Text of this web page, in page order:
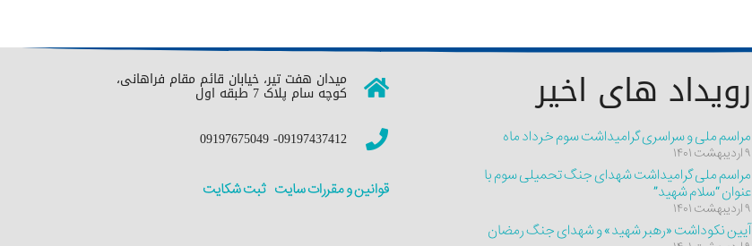
رویداد های اخیر
مراسم ملی و سراسری گرامیداشت سوم خرداد ماه
۹ اردیبهشت ۱۴۰۱
مراسم ملی گرامیداشت شهدای جنگ تحمیلی سوم با
عنوان “سلام شهید”
۹ اردیبهشت ۱۴۰۱
آیین نکوداشت «رهبر شهید» و شهدای جنگ رمضان
میدان هفت تیر، خیابان قائم مقام فراهانی،
کوچه سام پلاک 7 طبقه اول
09197437412- 09197675049
قوانین و مقررات سایت ثبت شکایت